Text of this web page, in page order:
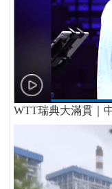
WTT瑞典大滿貫｜